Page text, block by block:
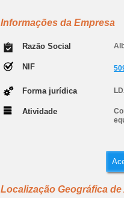
Informações da Empresa
Razão Social
NIF
Forma jurídica
Atividade
Localização Geográfica